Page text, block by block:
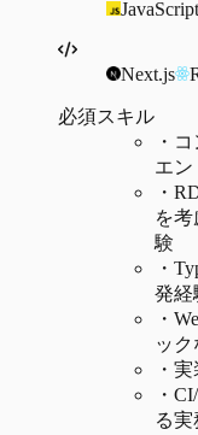
JavaScript
Next.js
必須スキル
・
エン
・
を
験
・
発経
・
ック
・ 実
・
る実